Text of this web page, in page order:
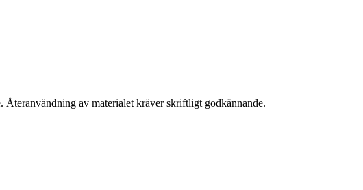
av materialet kräver skriftligt godkännande.